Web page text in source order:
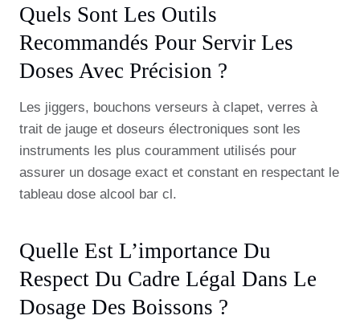
Quels Sont Les Outils
Recommandés Pour Servir Les
Doses Avec Précision ?
Les jiggers, bouchons verseurs à clapet, verres à
trait de jauge et doseurs électroniques sont les
instruments les plus couramment utilisés pour
assurer un dosage exact et constant en respectant le
tableau dose alcool bar cl.
Quelle Est L’importance Du
Respect Du Cadre Légal Dans Le
Dosage Des Boissons ?